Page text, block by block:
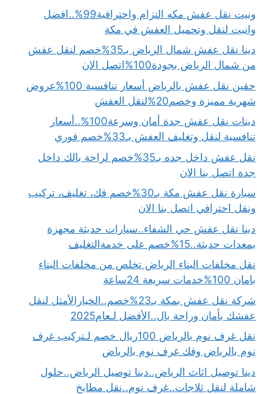
ونيت نقل عفش مكه التزام واحترافية99%..افضل
وانيت لنقل وتحميل العفش في مكة
دينا نقل عفش شمال الرياض بـ35%خصم لنقل عفش
من شمال الرياض بجودة100%اتصل الان
حقين نقل عفش بالرياض أسعار تنافسية 100%عروض
شهرية مميزة وخصم20%لنقل العفش
دينات نقل عفش جدة أمان وسرعة100%..أسعار
تنافسية لنقل وتغليف العفش بـ33%خصم فوري
نقل عفش داخل جده بـ35%خصم لراحة بالك داخل
جدة اتصل بنا الان
سيارة نقل عفش مكة بـ30%خصم فك، تغليف، تركيب
ونقل احترافي اتصل بنا الان
دينا نقل عفش حي الشفاء..سيارات حديثة مجهزة
بمعدات حديثة..15%خصم على خدمةالتغليف
نقل مخلفات البناء الرياض تخلص من مخلفات البناء
بامان 100%خدمات سريعة 24ساعة
شركة نقل عفش بمكة بـ23%خصم..الخيارالأمثل لنقل
عفشك بأمان وراحة بال..الأفضل لـعام2025
نقل غرف نوم بالرياض 100ريال خصم لـتركيب غرف
نوم بالرياض وفك غرف نوم بالرياض
دينا توصيل اثاث الرياض..دينا توصيل الرياض..حلول
شاملة لنقل ثلاجات..غرف نوم..نقل مطابخ